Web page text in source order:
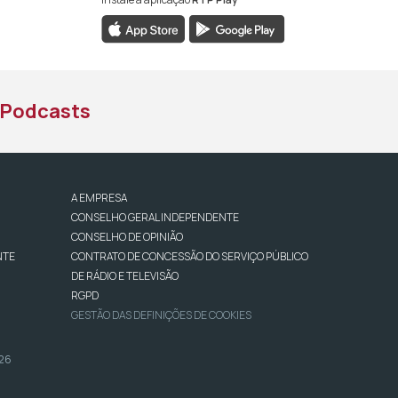
da RTP África
da RTP África
YouTube da RTP África
Podcasts
A EMPRESA
CONSELHO GERAL INDEPENDENTE
CONSELHO DE OPINIÃO
CONTRATO DE CONCESSÃO DO SERVIÇO PÚBLICO
DE RÁDIO E TELEVISÃO
RGPD
GESTÃO DAS DEFINIÇÕES DE COOKIES